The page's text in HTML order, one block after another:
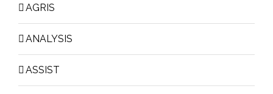
AGRIS
ANALYSIS
ASSIST